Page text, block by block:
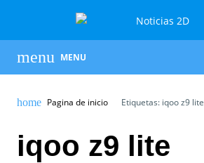
MENU
Pagina de inicio Etiquetas: iqoo z9 lite
iqoo z9 lite